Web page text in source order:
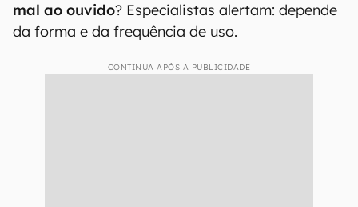
mal ao ouvido? Especialistas alertam: depende
da forma e da frequência de uso.
CONTINUA APÓS A PUBLICIDADE